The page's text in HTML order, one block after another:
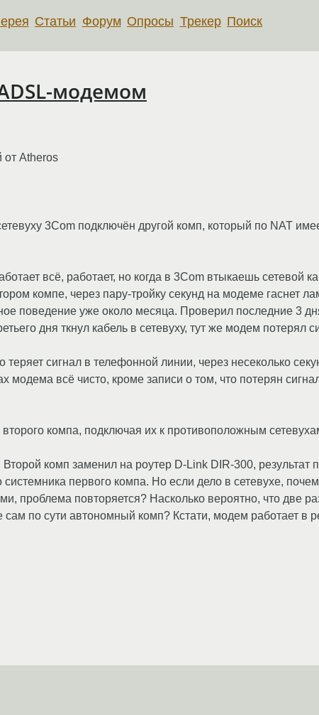
Статьи Форум Опросы Трекер Поиск
модемом
от Atheros
3Com подключён другой комп, который по NAT
всё, работает, но когда в 3Com втыкаешь сетевой
компе, через пару-тройку секунд на модеме гаснет
поведение уже около месяца. Проверил последние 3
дня ткнул кабель в сетевуху, тут же модем потерял
сигнал в телефонной линии, через несеколько
модема всё чисто, кроме записи о том, что потерян
компа, подключая их к противоположным
комп заменил на роутер D-Link DIR-300, результат
первого компа. Но если дело в сетевухе,
проблема повторяется? Насколько вероятно, что две
по сути автономный комп? Кстати, модем работает в